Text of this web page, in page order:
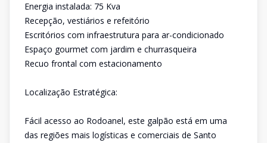
Energia instalada: 75 Kva
Recepção, vestiários e refeitório
Escritórios com infraestrutura para ar-condicionado
Espaço gourmet com jardim e churrasqueira
Recuo frontal com estacionamento
Localização Estratégica:
Fácil acesso ao Rodoanel, este galpão está em uma
das regiões mais logísticas e comerciais de Santo